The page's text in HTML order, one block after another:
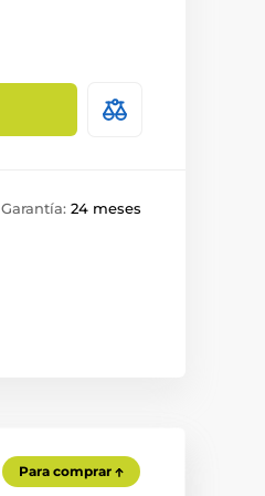
Garantía: 24 meses
Para comprar